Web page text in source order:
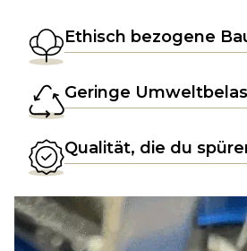
Ethisch bezogene
Geringe
Qualität, die du